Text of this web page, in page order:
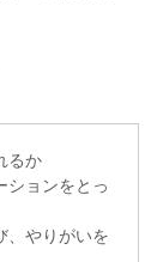
るか
ションをとっ
、やりがいを